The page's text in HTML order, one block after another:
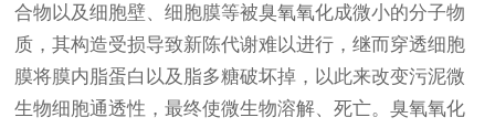
合物以及细胞壁、细胞膜等被臭氧氧化成微小的分子物
质，其构造受损导致新陈代谢难以进行，继而穿透细胞
膜将膜内脂蛋白以及脂多糖破坏掉，以此来改变污泥微
生物细胞通透性，最终使微生物溶解、死亡。臭氧氧化